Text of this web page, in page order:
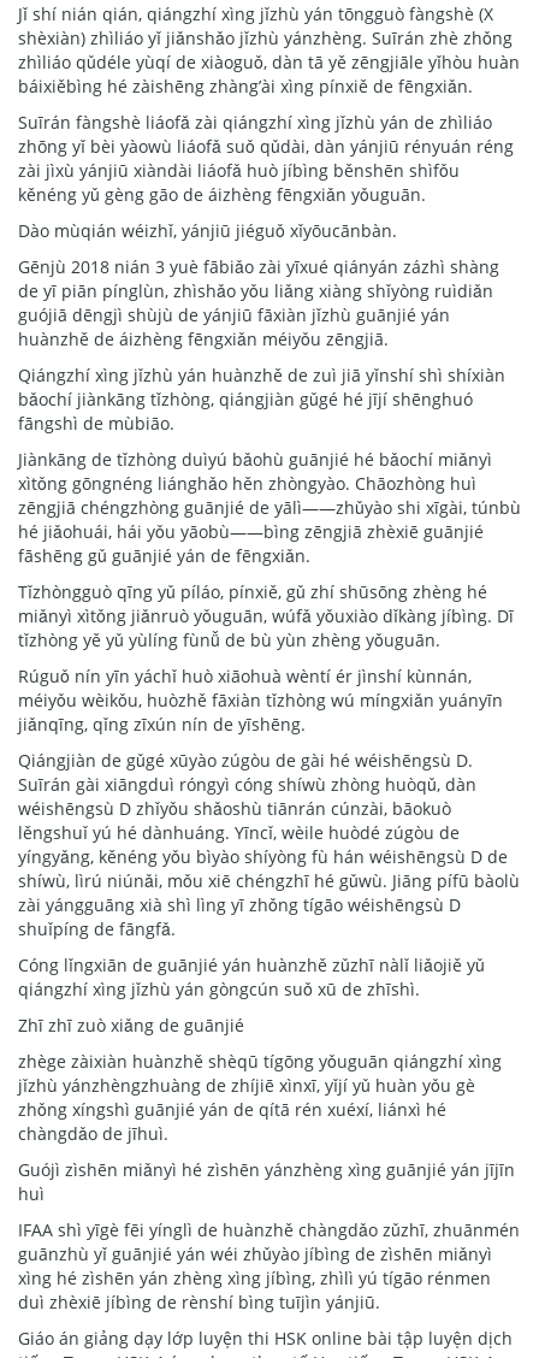
Jǐ shí nián qián, qiángzhí xìng jǐzhù yán tōngguò fàngshè (X
shèxiàn) zhìliáo yǐ jiǎnshǎo jǐzhù yánzhèng. Suīrán zhè zhǒng
zhìliáo qǔdéle yùqí de xiàoguǒ, dàn tā yě zēngjiāle yǐhòu huàn
báixiěbìng hé zàishēng zhàng’ài xìng pínxiě de fēngxiǎn.
Suīrán fàngshè liáofǎ zài qiángzhí xìng jǐzhù yán de zhìliáo
zhōng yǐ bèi yàowù liáofǎ suǒ qǔdài, dàn yánjiū rényuán réng
zài jìxù yánjiū xiàndài liáofǎ huò jíbìng běnshēn shìfǒu
kěnéng yǔ gèng gāo de áizhèng fēngxiǎn yǒuguān.
Dào mùqián wéizhǐ, yánjiū jiéguǒ xǐyōucānbàn.
Gēnjù 2018 nián 3 yuè fābiǎo zài yīxué qiányán zázhì shàng
de yī piān pínglùn, zhìshǎo yǒu liǎng xiàng shǐyòng ruìdiǎn
guójiā dēngjì shùjù de yánjiū fāxiàn jǐzhù guānjié yán
huànzhě de áizhèng fēngxiǎn méiyǒu zēngjiā.
Qiángzhí xìng jǐzhù yán huànzhě de zuì jiā yǐnshí shì shíxiàn
bǎochí jiànkāng tǐzhòng, qiángjiàn gǔgé hé jījí shēnghuó
fāngshì de mùbiāo.
Jiànkāng de tǐzhòng duìyú bǎohù guānjié hé bǎochí miǎnyì
xìtǒng gōngnéng liánghǎo hěn zhòngyào. Chāozhòng huì
zēngjiā chéngzhòng guānjié de yālì——zhǔyào shi xīgài, túnbù
hé jiǎohuái, hái yǒu yāobù——bìng zēngjiā zhèxiē guānjié
fāshēng gǔ guānjié yán de fēngxiǎn.
Tǐzhòngguò qīng yǔ píláo, pínxiě, gǔ zhí shūsōng zhèng hé
miǎnyì xìtǒng jiǎnruò yǒuguān, wúfǎ yǒuxiào dǐkàng jíbìng. Dī
tǐzhòng yě yǔ yùlíng fùnǚ de bù yùn zhèng yǒuguān.
Rúguǒ nín yīn yáchǐ huò xiāohuà wèntí ér jìnshí kùnnán,
méiyǒu wèikǒu, huòzhě fāxiàn tǐzhòng wú míngxiǎn yuányīn
jiǎnqīng, qǐng zīxún nín de yīshēng.
Qiángjiàn de gǔgé xūyào zúgòu de gài hé wéishēngsù D.
Suīrán gài xiāngduì róngyì cóng shíwù zhòng huòqǔ, dàn
wéishēngsù D zhǐyǒu shǎoshù tiānrán cúnzài, bāokuò
lěngshuǐ yú hé dànhuáng. Yīncǐ, wèile huòdé zúgòu de
yíngyǎng, kěnéng yǒu bìyào shíyòng fù hán wéishēngsù D de
shíwù, lìrú niúnǎi, mǒu xiē chéngzhī hé gǔwù. Jiāng pífū bàolù
zài yángguāng xià shì lìng yī zhǒng tígāo wéishēngsù D
shuǐpíng de fāngfǎ.
Cóng lǐngxiān de guānjié yán huànzhě zǔzhī nàlǐ liǎojiě yǔ
qiángzhí xìng jǐzhù yán gòngcún suǒ xū de zhīshì.
Zhī zhī zuò xiǎng de guānjié
zhège zàixiàn huànzhě shèqū tígōng yǒuguān qiángzhí xìng
jǐzhù yánzhèngzhuàng de zhíjiē xìnxī, yǐjí yǔ huàn yǒu gè
zhǒng xíngshì guānjié yán de qítā rén xuéxí, liánxì hé
chàngdǎo de jīhuì.
Guójì zìshēn miǎnyì hé zìshēn yánzhèng xìng guānjié yán jījīn
huì
IFAA shì yīgè fēi yínglì de huànzhě chàngdǎo zǔzhī, zhuānmén
guānzhù yǐ guānjié yán wéi zhǔyào jíbìng de zìshēn miǎnyì
xìng hé zìshēn yán zhèng xìng jíbìng, zhìlì yú tígāo rénmen
duì zhèxiē jíbìng de rènshí bìng tuījìn yánjiū.
Giáo án giảng dạy lớp luyện thi HSK online bài tập luyện dịch